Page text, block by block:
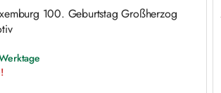
100. Geburtstag Großherzog